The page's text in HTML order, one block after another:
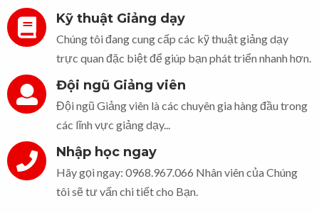
Kỹ thuật Giảng dạy
Chúng tôi đang cung cấp các kỹ thuật giảng dạy
trực quan đặc biệt để giúp bạn phát triển nhanh hơn.
Đội ngũ Giảng viên
Đội ngũ Giảng viên là các chuyên gia hàng đầu trong
các lĩnh vực giảng dạy...
Nhập học ngay
Hãy gọi ngay: 0968.967.066 Nhân viên của Chúng
tôi sẽ tư vấn chi tiết cho Bạn.